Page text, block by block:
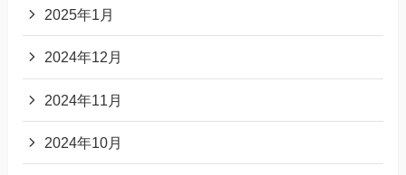
2025年1月
2024年12月
2024年11月
2024年10月